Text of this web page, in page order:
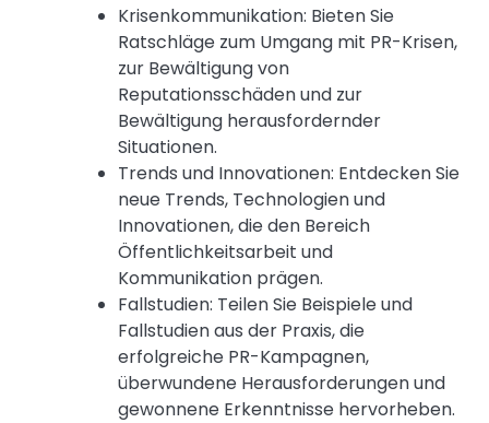
Krisenkommunikation: Bieten Sie
Ratschläge zum Umgang mit PR-Krisen,
zur Bewältigung von
Reputationsschäden und zur
Bewältigung herausfordernder
Situationen.
Trends und Innovationen: Entdecken Sie
neue Trends, Technologien und
Innovationen, die den Bereich
Öffentlichkeitsarbeit und
Kommunikation prägen.
Fallstudien: Teilen Sie Beispiele und
Fallstudien aus der Praxis, die
erfolgreiche PR-Kampagnen,
überwundene Herausforderungen und
gewonnene Erkenntnisse hervorheben.